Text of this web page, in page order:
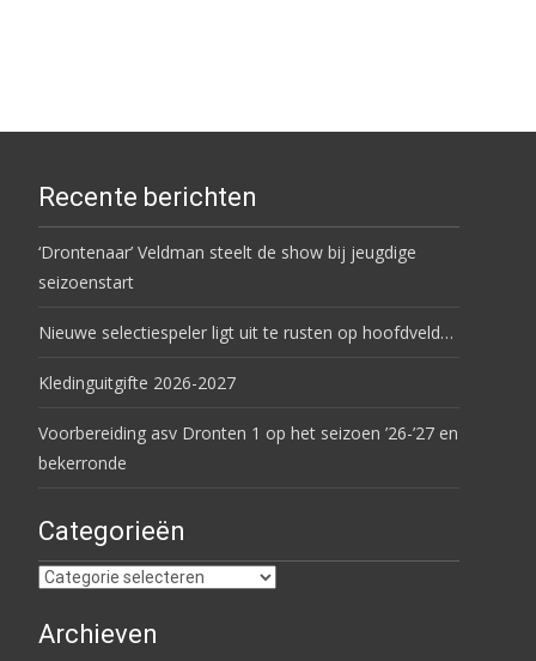
Recente berichten
‘Drontenaar’ Veldman steelt de show bij jeugdige
seizoenstart
Nieuwe selectiespeler ligt uit te rusten op hoofdveld…
Kledinguitgifte 2026-2027
Voorbereiding asv Dronten 1 op het seizoen ’26-’27 en
bekerronde
Categorieën
Categorieën
Archieven